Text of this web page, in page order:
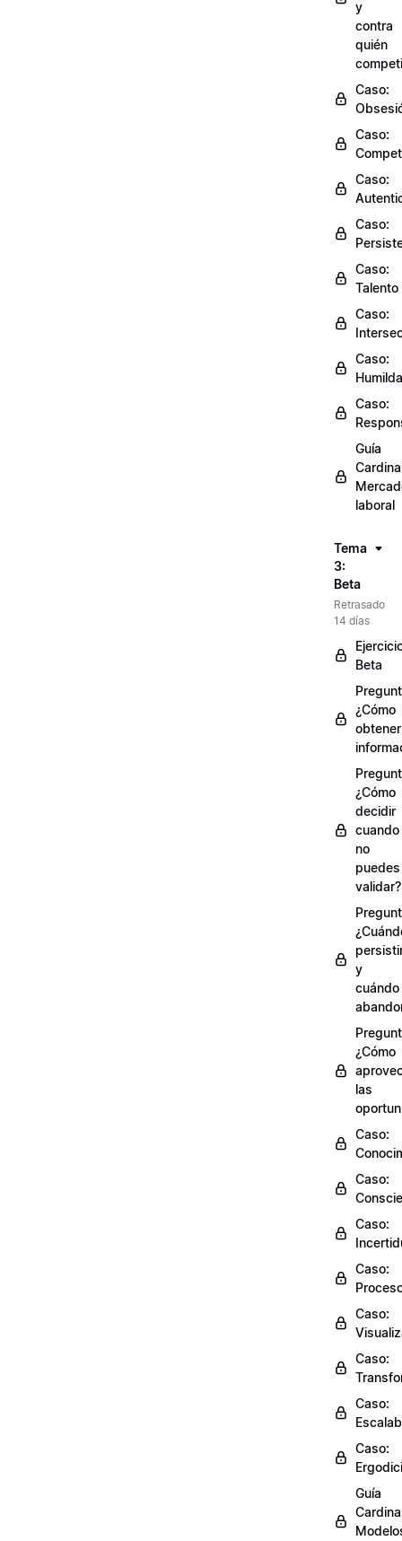
y
contra
quién
Caso:
Caso:
Caso:
Caso:
Caso:
Talento
Caso:
Caso:
Caso:
Guía
laboral
Tema
3:
Beta
Retrasado
14 días
Beta
¿Cómo
obtener
¿Cómo
decidir
cuando
no
puedes
validar?
y
cuándo
¿Cómo
las
Caso:
Caso:
Caso:
Caso:
Caso:
Caso:
Caso:
Caso:
Guía